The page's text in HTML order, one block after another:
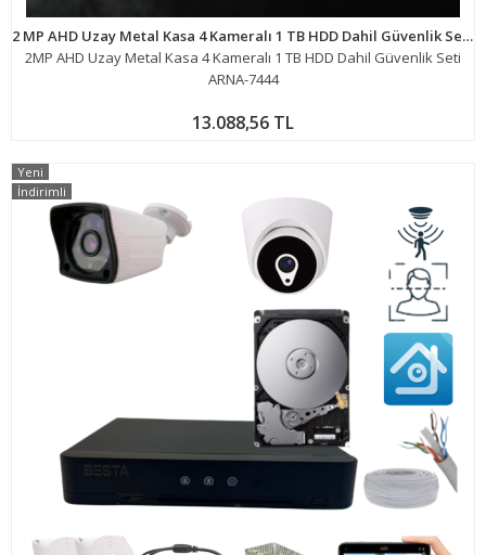
2 MP AHD Uzay Metal Kasa 4 Kameralı 1 TB HDD Dahil Güvenlik Seti ARNA-7444
2MP AHD Uzay Metal Kasa 4 Kameralı 1 TB HDD Dahil Güvenlik Seti
ARNA-7444
13.088,56 TL
Yeni
İndirimli